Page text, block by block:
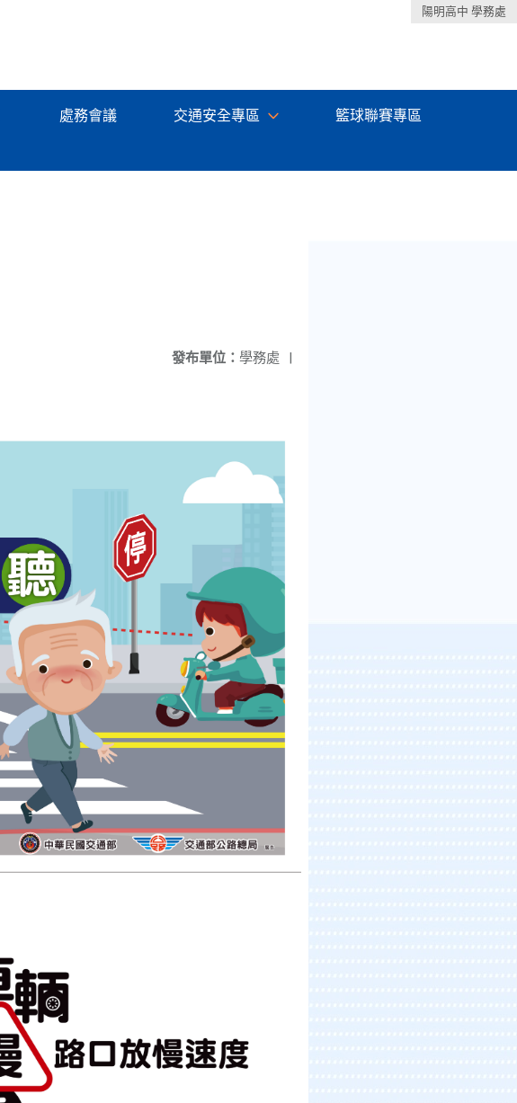
陽明高中 學務處
處務會議 交通安全專區 籃球聯賽專區
發布單位： 學務處 |